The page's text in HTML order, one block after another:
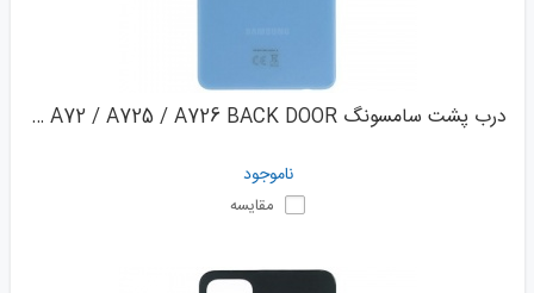
درب پشت سامسونگ SAMSUNG GALAXY A72 / A725 / A726 BACK DOOR
ناموجود
مقایسه